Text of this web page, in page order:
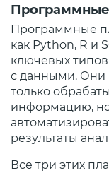
Программные
как Python, R и
ключевых
с данными. Они
только
информацию,
результаты
Все три этих